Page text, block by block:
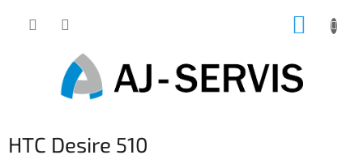
HTC Desire 510